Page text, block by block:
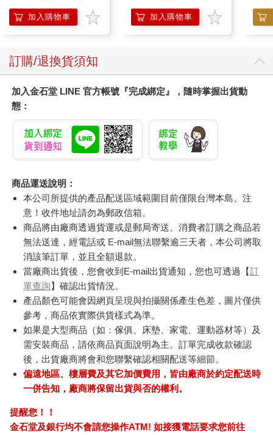
加入購物車 加入購物車
訂購/退換貨須知
加入金石堂 LINE 官方帳號『完成綁定』，隨時掌握出貨動
態：
商品運送說明：
本公司所提供的產品配送區域範圍目前僅限台灣本島。注
意！收件地址請勿為郵政信箱。
商品將由廠商透過貨運或是郵局寄送。消費者訂購之商品若
無法送達，經電話或 E-mail無法聯繫逾三天者，本公司將取
消該筆訂單，並且全額退款。
當廠商出貨後，您會收到E-mail出貨通知，您也可透過【訂
單查詢】確認出貨情況。
產品顏色可能會因網頁呈現與拍攝關係產生色差，圖片僅供
參考，商品依實際供貨樣式為準。
如果是大型商品（如：傢俱、床墊、家電、運動器材等）及
需安裝商品，請依商品頁面說明為主。訂單完成收款確認
後，出貨廠商將會和您聯繫確認相關配送等細節。
偏遠地區、樓層費及其它加價費用，皆由廠商於約定配送時
一併告知，廠商將保留出貨與否的權利。
提醒您！！
金石堂及銀行均不會請您操作ATM! 如接獲電話要求您前往